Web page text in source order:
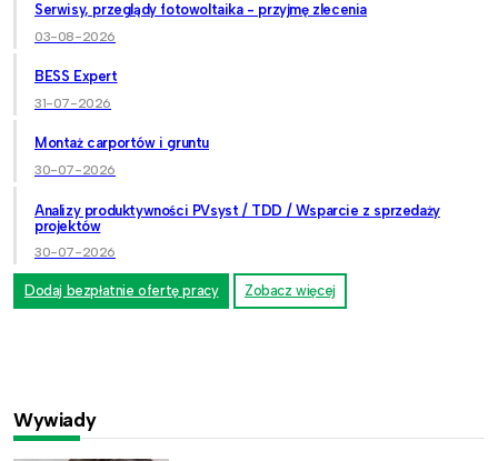
Serwisy, przeglądy fotowoltaika - przyjmę zlecenia
03-08-2026
BESS Expert
31-07-2026
Montaż carportów i gruntu
30-07-2026
Analizy produktywności PVsyst / TDD / Wsparcie z sprzedaży
projektów
30-07-2026
Dodaj bezpłatnie ofertę pracy Zobacz więcej
Wywiady